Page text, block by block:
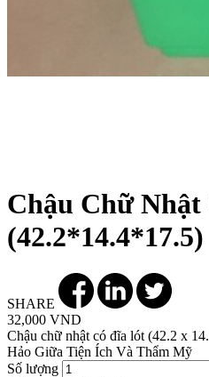
Chậu Chữ
(42.2*14.4*17.5)
SHARE
32,000 VND
Chậu chữ nhật có đĩa lót (42.2 x
Hảo Giữa Tiện Ích Và Thẩm Mỹ
Số lượng